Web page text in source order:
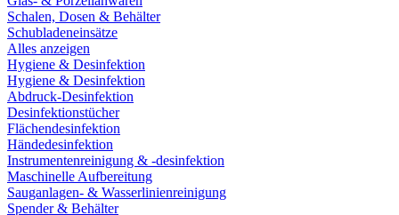
Schalen, Dosen & Behälter
Schubladeneinsätze
Alles anzeigen
Hygiene & Desinfektion
Hygiene & Desinfektion
Abdruck-Desinfektion
Desinfektionstücher
Flächendesinfektion
Händedesinfektion
Instrumentenreinigung & -desinfektion
Maschinelle Aufbereitung
Sauganlagen- & Wasserlinienreinigung
Spender & Behälter